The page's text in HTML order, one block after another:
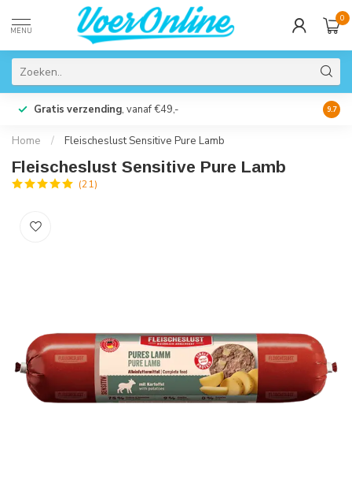
MENU
0
Gratis verzending, vanaf €49,- 9.7
Home / Fleischeslust Sensitive Pure Lamb
Fleischeslust Sensitive Pure Lamb
(21)